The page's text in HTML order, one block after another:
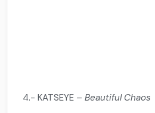
4.- KATSEYE –Beautiful Chaos